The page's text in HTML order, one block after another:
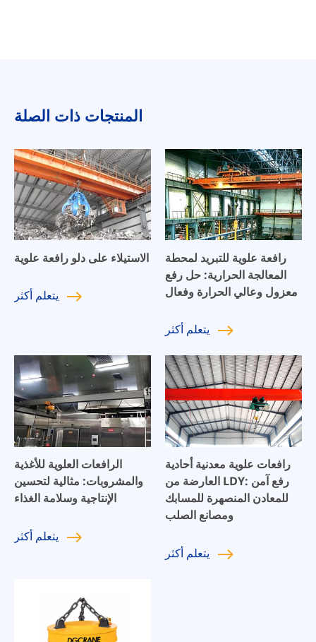
المنتجات ذات الصلة
الاستيلاء على دلو رافعة علوية
يتعلمأكثر
رافعة علوية للتبريد لمحطة
المعالجة الحرارية: حل رفع
معزول وعالي الحرارة وفعال
يتعلمأكثر
الرافعات العلوية للأغذية
والمشروبات: مثالية لتحسين
الإنتاجية وسلامة الغذاء
يتعلمأكثر
رافعات علوية معدنية أحادية
العارضة من LDY: رفع آمن
للمعادن المنصهرة للمسابك
ومصانع الصلب
يتعلمأكثر